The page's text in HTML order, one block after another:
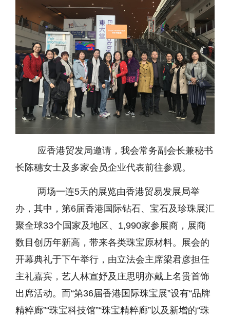
应香港贸发局邀请，我会常务副会长兼秘书
长陈穗女士及多家会员企业代表前往参观。
两场一连5天的展览由香港贸易发展局举
办，其中，第6届香港国际钻石、宝石及珍珠展汇
聚全球33个国家及地区、1,990家参展商，展商
数目创历年新高，带来各类珠宝原材料。展会的
开幕典礼于下午举行，由立法会主席梁君彦担任
主礼嘉宾，艺人林宣妤及庄思明亦戴上名贵首饰
出席活动。而“第36届香港国际珠宝展”设有“品牌
精粹廊”“珠宝科技馆”“珠宝精粹廊”以及新增的“珠